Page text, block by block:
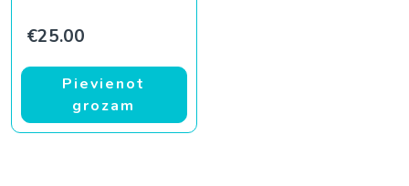
€25.00
Pievienot
grozam